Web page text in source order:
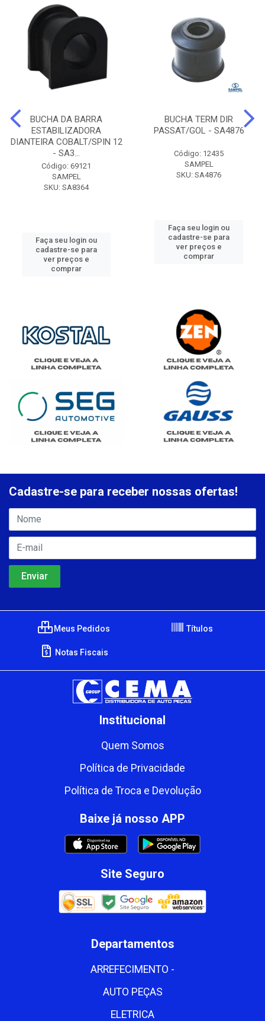
BUCHA DA BARRA
ESTABILIZADORA
DIANTEIRA COBALT/SPIN 12
- SA3...
Código: 69121
SAMPEL
SKU: SA8364
Faça seu login ou
cadastre-se para
ver preços e
comprar
BUCHA TERM DIR
PASSAT/GOL - SA4876
Código: 12435
SAMPEL
SKU: SA4876
Faça seu login ou
cadastre-se para
ver preços e
comprar
Cadastre-se para receber nossas ofertas!
Meus Pedidos Títulos
Notas Fiscais
Institucional
Quem Somos
Política de Privacidade
Política de Troca e Devolução
Baixe já nosso APP
Site Seguro
Departamentos
ARREFECIMENTO -
AUTO PEÇAS
ELETRICA